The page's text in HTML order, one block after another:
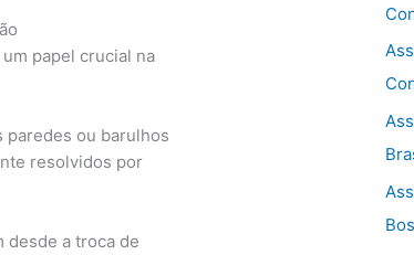
papel crucial na
paredes ou barulhos
resolvidos por
desde a troca de